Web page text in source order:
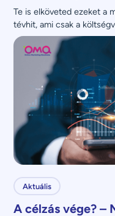
Te is elköveted ezeket a
tévhit, ami csak a
nem növeli.
Aktuális
A célzás vége? –